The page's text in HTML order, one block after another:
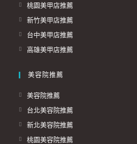
桃園美甲店推薦
新竹美甲店推薦
台中美甲店推薦
高雄美甲店推薦
美容院推薦
美容院推薦
台北美容院推薦
新北美容院推薦
桃園美容院推薦